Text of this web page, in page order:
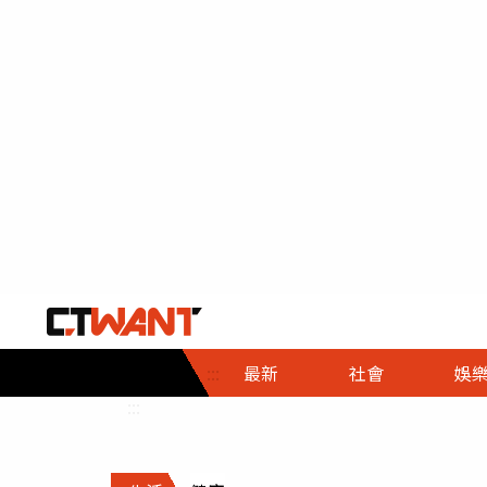
::: 最新 社會
社會首頁
時事
調查
娛樂
娛樂首頁
即時
財經首頁
熱線
政